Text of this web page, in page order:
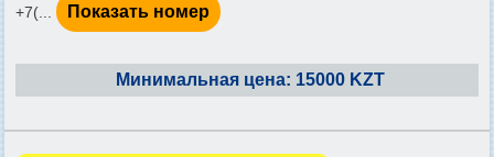
+7(...
Показать номер
Минимальная цена: 15000 KZT